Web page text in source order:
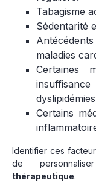
Tabagisme
Sédentarité
maladies
Certaines
Certains
Identifier ces
de
thérapeutique.